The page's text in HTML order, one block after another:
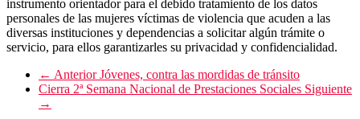
instrumento orientador para el debido tratamiento de los datos
personales de las mujeres víctimas de violencia que acuden a las
diversas instituciones y dependencias a solicitar algún trámite o
servicio, para ellos garantizarles su privacidad y confidencialidad.
← AnteriorJóvenes, contra las mordidas de tránsito
Cierra 2ª Semana Nacional de Prestaciones Sociales Siguiente
→